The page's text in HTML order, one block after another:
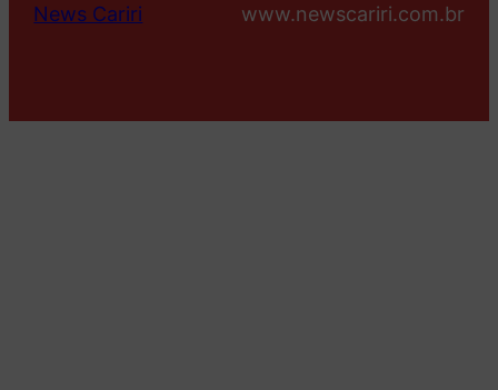
News Cariri www.newscariri.com.br